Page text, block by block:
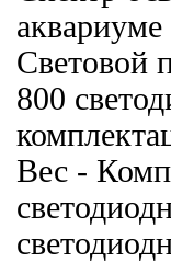
Световой
800
Вес -